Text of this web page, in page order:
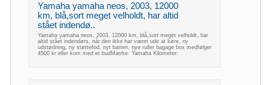
Yamaha yamaha neos, 2003, 12000
km, blå,sort meget velholdt, har altid
stået indendø..
Yamaha yamaha neos, 2003, 12000 km, blå,sort meget velholdt, har
altid stået indendørs, når den ikke har været ude at køre, ny
udstødning, ny støttefod, nyt batteri, nye ruller bagage box medfølger
4500 kr eller kom med et budMærke: Yamaha Kilometer: